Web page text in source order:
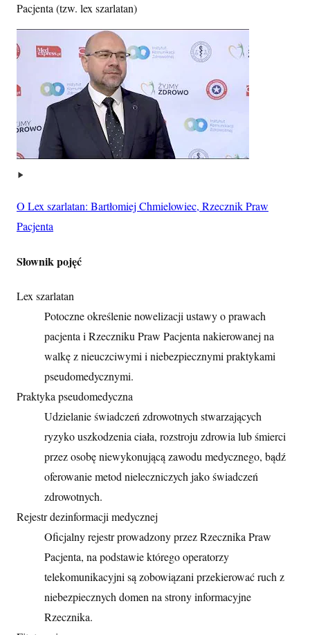
Pacjenta (tzw. lex szarlatan)
O Lex szarlatan: Bartłomiej Chmielowiec, Rzecznik Praw
Pacjenta
Słownik pojęć
Lex szarlatan
Potoczne określenie nowelizacji ustawy o prawach
pacjenta i Rzeczniku Praw Pacjenta nakierowanej na
walkę z nieuczciwymi i niebezpiecznymi praktykami
pseudomedycznymi.
Praktyka pseudomedyczna
Udzielanie świadczeń zdrowotnych stwarzających
ryzyko uszkodzenia ciała, rozstroju zdrowia lub śmierci
przez osobę niewykonującą zawodu medycznego, bądź
oferowanie metod nieleczniczych jako świadczeń
zdrowotnych.
Rejestr dezinformacji medycznej
Oficjalny rejestr prowadzony przez Rzecznika Praw
Pacjenta, na podstawie którego operatorzy
telekomunikacyjni są zobowiązani przekierować ruch z
niebezpiecznych domen na strony informacyjne
Rzecznika.